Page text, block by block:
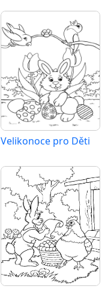
Velikonoce pro Děti